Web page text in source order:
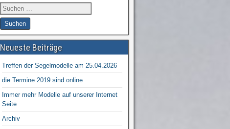
Neueste Beiträge
Treffen der Segelmodelle am 25.04.2026
die Termine 2019 sind online
Immer mehr Modelle auf unserer Internet
Seite
Archiv